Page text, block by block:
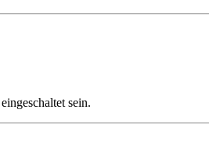
sein.